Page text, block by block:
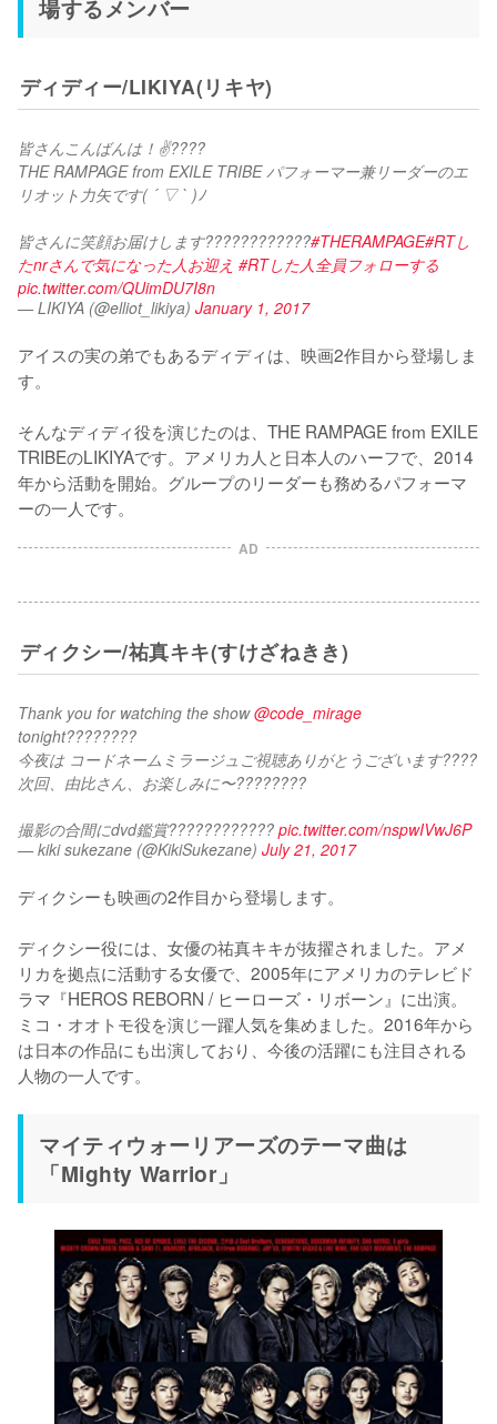
場するメンバー
ディディー/LIKIYA(リキヤ)
皆さんこんばんは！✌????️
THE RAMPAGE from EXILE TRIBE パフォーマー兼リーダーのエ
リオット力矢です( ´ ▽ ` )ﾉ
皆さんに笑顔お届けします????????????#THERAMPAGE#RTし
たnrさんで気になった人お迎え #RTした人全員フォローする
pic.twitter.com/QUimDU7I8n
— LIKIYA (@elliot_likiya) January 1, 2017
アイスの実の弟でもあるディディは、映画2作目から登場しま
す。
そんなディディ役を演じたのは、THE RAMPAGE from EXILE
TRIBEのLIKIYAです。アメリカ人と日本人のハーフで、2014
年から活動を開始。グループのリーダーも務めるパフォーマ
ーの一人です。
AD
ディクシー/祐真キキ(すけざねきき)
Thank you for watching the show @code_mirage
tonight????????
今夜は コードネームミラージュご視聴ありがとうございます????
次回、由比さん、お楽しみに〜????????
撮影の合間にdvd鑑賞???????????? pic.twitter.com/nspwIVwJ6P
— kiki sukezane (@KikiSukezane) July 21, 2017
ディクシーも映画の2作目から登場します。
ディクシー役には、女優の祐真キキが抜擢されました。アメ
リカを拠点に活動する女優で、2005年にアメリカのテレビド
ラマ『HEROS REBORN / ヒーローズ・リボーン』に出演。
ミコ・オオトモ役を演じ一躍人気を集めました。2016年から
は日本の作品にも出演しており、今後の活躍にも注目される
人物の一人です。
マイティウォーリアーズのテーマ曲は
「Mighty Warrior」